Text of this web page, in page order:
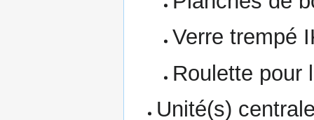
Verre trempé
Roulette pour
Unité(s)